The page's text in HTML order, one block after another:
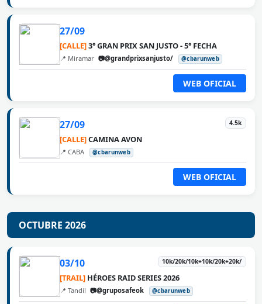
27/09
[CALLE]3° GRAN PRIX SAN JUSTO - 5° FECHA
📍 Miramar 📷@grandprixsanjusto/ @cbarunweb
WEB OFICIAL
27/09 4.5k
[CALLE]CAMINA AVON
📍 CABA @cbarunweb
WEB OFICIAL
OCTUBRE 2026
03/10 10k/20k/10k+10k/20k+20k/
[TRAIL] HÉROES RAID SERIES 2026
📍 Tandil 📷@gruposafeok @cbarunweb